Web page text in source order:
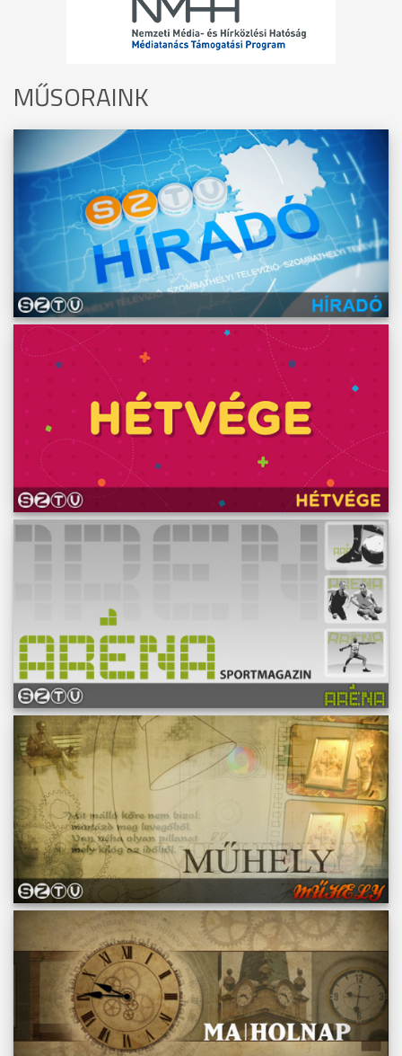
MŰSORAINK